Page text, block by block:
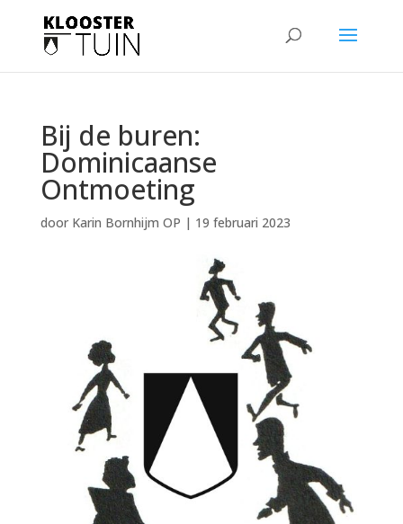
Bij de buren:
Dominicaanse
Ontmoeting
door Karin Bornhijm OP | 19 februari 2023